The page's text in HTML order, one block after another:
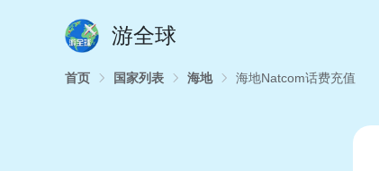
游全球
首页 国家列表 海地 海地Natcom话费充值